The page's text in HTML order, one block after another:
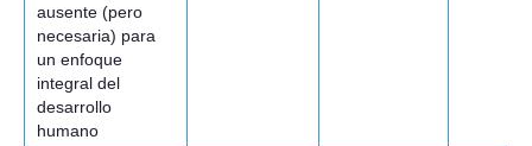
ausente (pero
necesaria) para
un enfoque
integral del
desarrollo
humano